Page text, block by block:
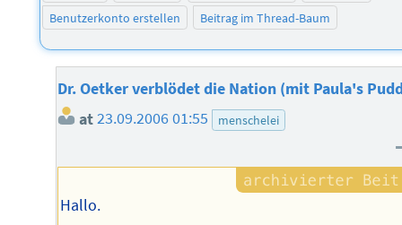
Benutzerkonto erstellen
Beitrag im Thread-Baum
Dr. Oetker verblödet die Nation (mit Paula's
at23.09.2006 01:55 menschelei
Hallo.